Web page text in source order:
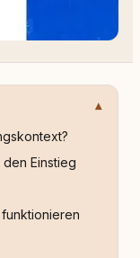
Einstieg
funktionieren